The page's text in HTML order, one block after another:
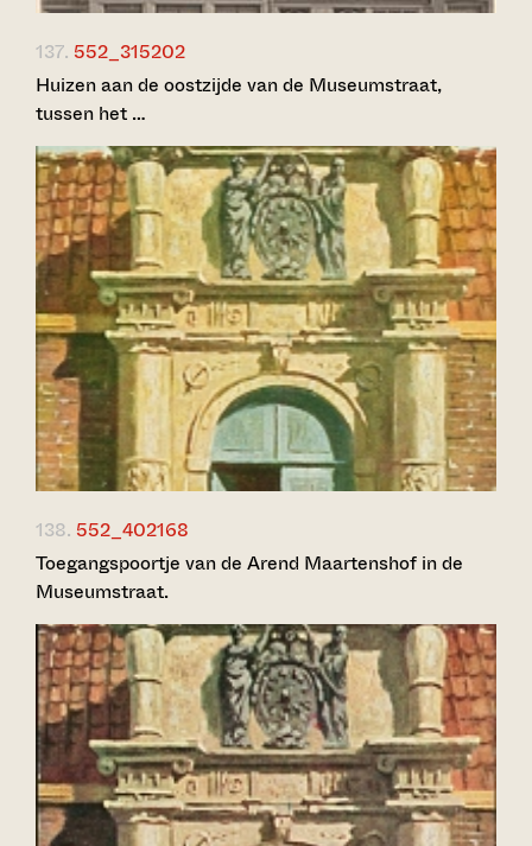
137. 552_315202
Huizen aan de oostzijde van de Museumstraat,
tussen het …
138. 552_402168
Toegangspoortje van de Arend Maartenshof in de
Museumstraat.